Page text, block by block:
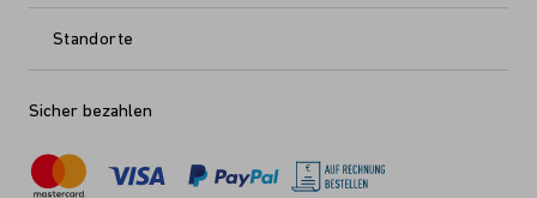
Standorte
Sicher bezahlen